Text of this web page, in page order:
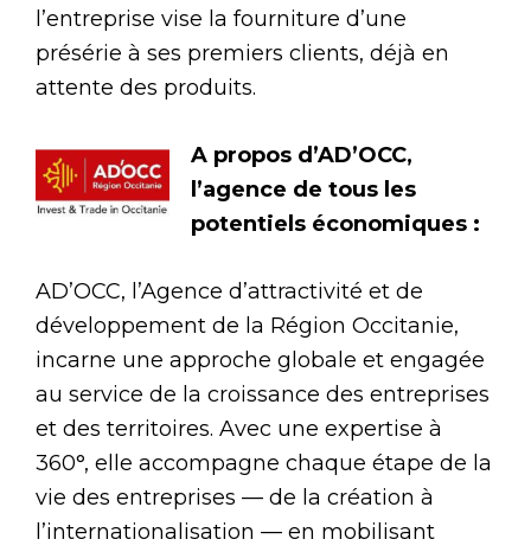
l’entreprise vise la fourniture d’une
présérie à ses premiers clients, déjà en
attente des produits.
A propos d’AD’OCC,
l’agence de tous les
potentiels économiques :
AD’OCC, l’Agence d’attractivité et de
développement de la Région Occitanie,
incarne une approche globale et engagée
au service de la croissance des entreprises
et des territoires. Avec une expertise à
360°, elle accompagne chaque étape de la
vie des entreprises — de la création à
l’internationalisation — en mobilisant